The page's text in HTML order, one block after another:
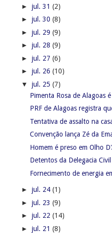
► jul. 31 (2)
► jul. 30 (8)
► jul. 29 (9)
► jul. 28 (9)
► jul. 27 (6)
► jul. 26 (10)
▼ jul. 25 (7)
Pimenta Rosa de Alagoas
PRF de Alagoas registra
Tentativa de assalto na
Convenção lança Zé da
Homem é preso em Olho
Detentos da Delegacia
Fornecimento de energia
► jul. 24 (1)
► jul. 23 (9)
► jul. 22 (14)
► jul. 21 (8)